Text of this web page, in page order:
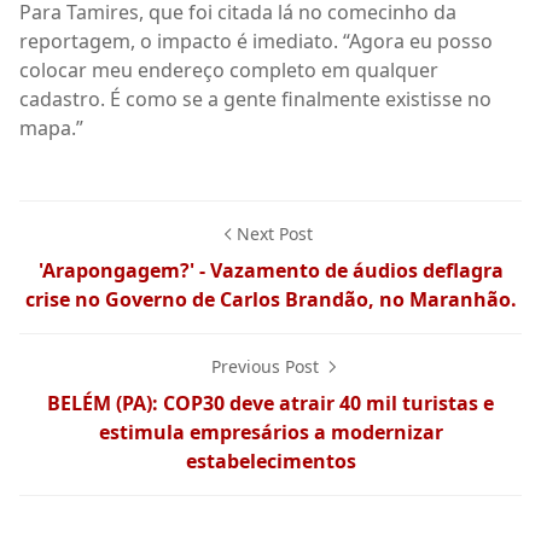
Para Tamires, que foi citada lá no comecinho da
reportagem, o impacto é imediato. “Agora eu posso
colocar meu endereço completo em qualquer
cadastro. É como se a gente finalmente existisse no
mapa.”
Next Post
'Arapongagem?' - Vazamento de áudios deflagra
crise no Governo de Carlos Brandão, no Maranhão.
Previous Post
BELÉM (PA): COP30 deve atrair 40 mil turistas e
estimula empresários a modernizar
estabelecimentos